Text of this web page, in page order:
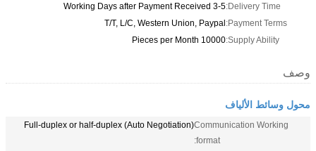
Delivery Time:
3-5 Working Days after Payment Received
Payment Terms:
T/T, L/C, Western Union, Paypal
Supply Ability:
10000 Pieces per Month
وصف
محول وسائط الألياف
Communication Working
format:
Full-duplex or half-duplex (Auto Negotiation)